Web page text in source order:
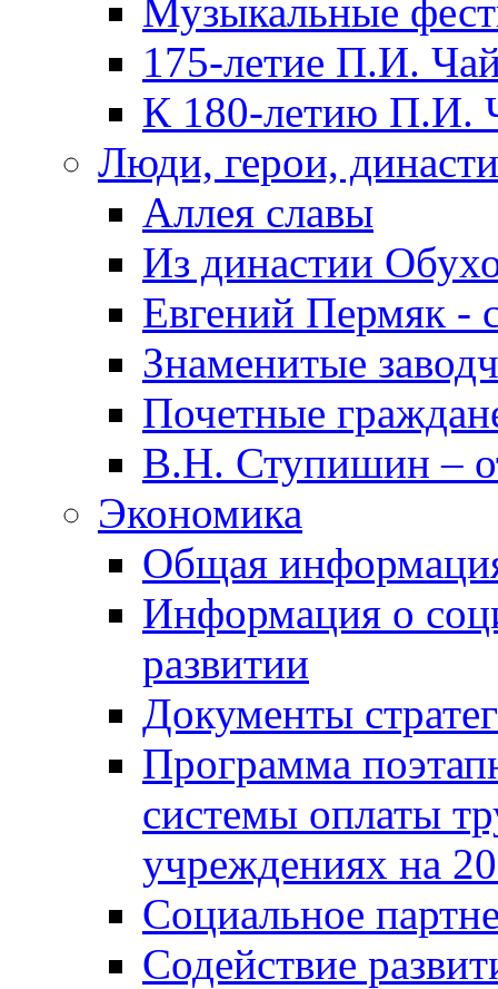
Музыкальные
175-летие П.И.
К 180-летию П.И.
Люди, герои,
Аллея славы
Из династии
Евгений Пермяк -
Знаменитые
Почетные
В.Н. Ступишин –
Экономика
Общая
Информация о
развитии
Документы
Программа
системы оплаты
учреждениях на
Социальное
Содействие